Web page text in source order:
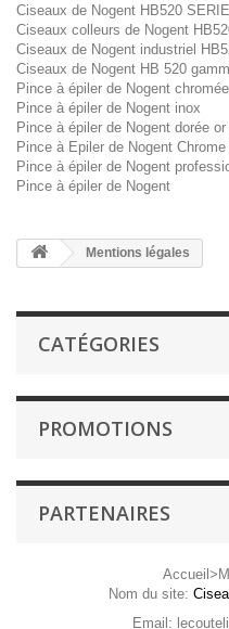
Ciseaux de Nogent HB520
Ciseaux colleurs de Nogent
Ciseaux de Nogent industriel
Ciseaux de Nogent HB 520
Pince à épiler de Nogent chromée
Pince à épiler de Nogent inox
Pince à épiler de Nogent dorée
Pince à Epiler de Nogent Chrome
Pince à épiler de Nogent
Pince à épiler de Nogent
Mentions légales
CATÉGORIES
PROMOTIONS
PARTENAIRES
Accueil
Nom du site:
Email: